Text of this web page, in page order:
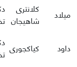
میلاد
کلانتری
شاهیجان
داود
کیاکجوری